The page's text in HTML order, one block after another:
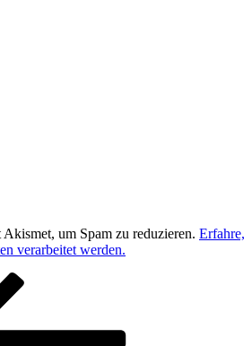
um Spam zu reduzieren. Erfahre,
verarbeitet werden.